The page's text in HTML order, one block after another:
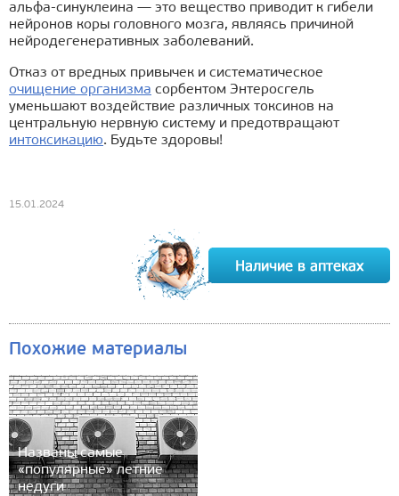
альфа-синуклеина — это вещество приводит к гибели
нейронов коры головного мозга, являясь причиной
нейродегенеративных заболеваний.
Отказ от вредных привычек и систематическое
очищение организма сорбентом Энтеросгель
уменьшают воздействие различных токсинов на
центральную нервную систему и предотвращают
интоксикацию. Будьте здоровы!
15.01.2024
Похожие материалы
Названы самые
«популярные» летние
недуги